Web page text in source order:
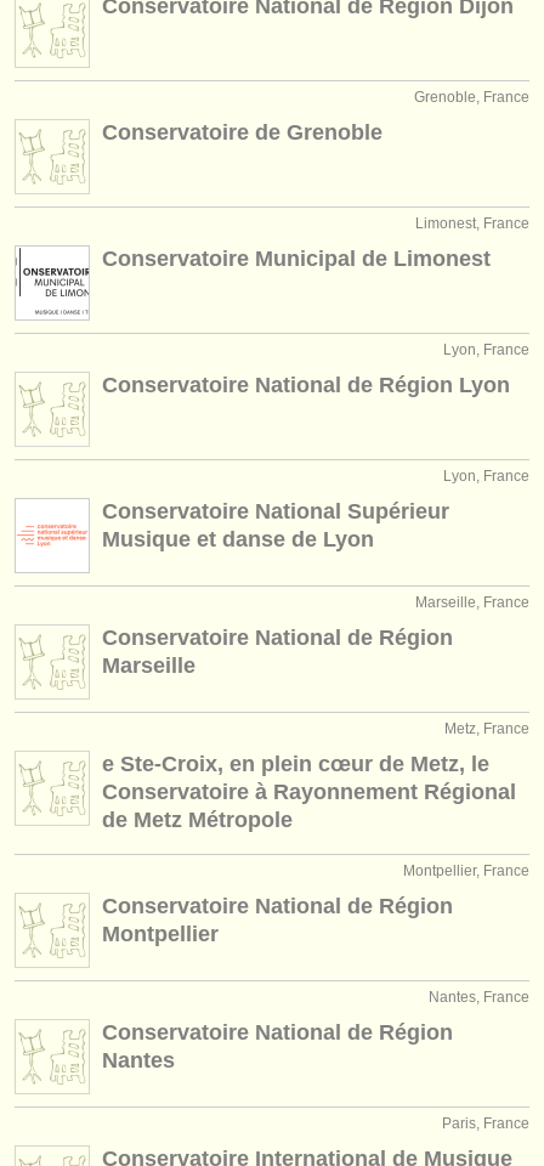
Conservatoire National de Région Dijon
Grenoble, France
Conservatoire de Grenoble
Limonest, France
Conservatoire Municipal de Limonest
Lyon, France
Conservatoire National de Région Lyon
Lyon, France
Conservatoire National Supérieur
Musique et danse de Lyon
Marseille, France
Conservatoire National de Région
Marseille
Metz, France
e Ste-Croix, en plein cœur de Metz, le
Conservatoire à Rayonnement Régional
de Metz Métropole
Montpellier, France
Conservatoire National de Région
Montpellier
Nantes, France
Conservatoire National de Région
Nantes
Paris, France
Conservatoire International de Musique